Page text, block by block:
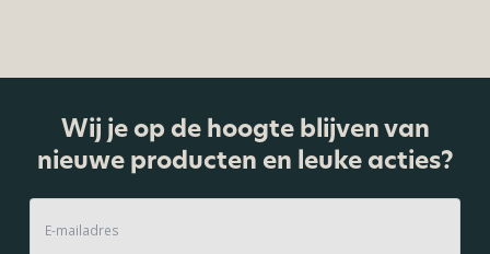
Wij je op de hoogte blijven van
nieuwe producten en leuke acties?